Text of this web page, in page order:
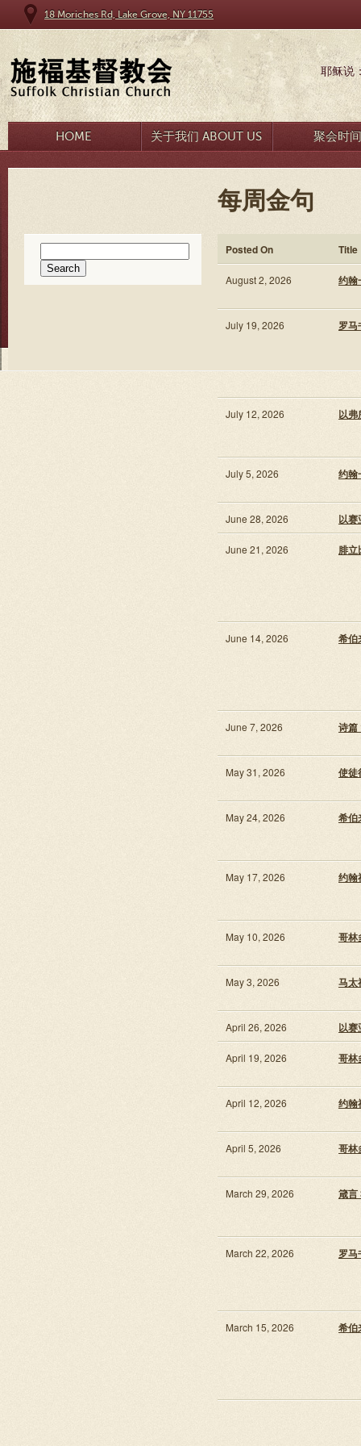
18 Moriches Rd, Lake Grove, NY 11755
耶稣说
HOME 关于我们 ABOUT US 聚会时
每周金句
for:
Posted On Title
August 2, 2026 约翰
July 19, 2026 罗
July 12, 2026 以
July 5, 2026 约翰
June 28, 2026 以
June 21, 2026 腓
June 14, 2026 希伯
June 7, 2026 诗篇
May 31, 2026 使徒
May 24, 2026 希伯
May 17, 2026 约翰
May 10, 2026 哥林
May 3, 2026 马太
April 26, 2026 以
April 19, 2026 哥林
April 12, 2026 约翰
April 5, 2026 哥林
March 29, 2026 箴言
March 22, 2026 罗马
March 15, 2026 希伯